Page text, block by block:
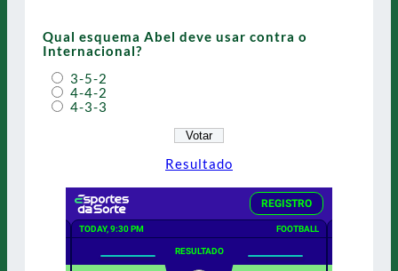
Qual esquema Abel deve usar contra o
Internacional?
3-5-2
4-4-2
4-3-3
Resultado